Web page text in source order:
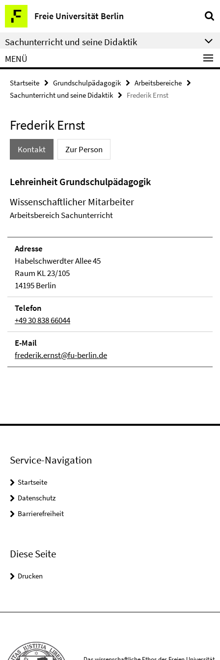
Springe
direkt
zu
Inhalt
Freie Universität Berlin
Service-
Navigation
Sachunterricht und seine Didaktik
MENÜ
Startseite Grundschulpädagogik
Arbeitsbereiche
Sachunterricht und seine Didaktik
Frederik Ernst
Frederik Ernst
Kontakt Zur Person
Lehreinheit Grundschulpädagogik
Wissenschaftlicher Mitarbeiter
Arbeitsbereich Sachunterricht
Adresse
Habelschwerdter Allee 45
Raum KL 23/105
14195 Berlin
Telefon
+49 30 838 66044
E-Mail
frederik.ernst@fu-berlin.de
Service-Navigation
Startseite
Datenschutz
Barrierefreiheit
Diese Seite
Drucken